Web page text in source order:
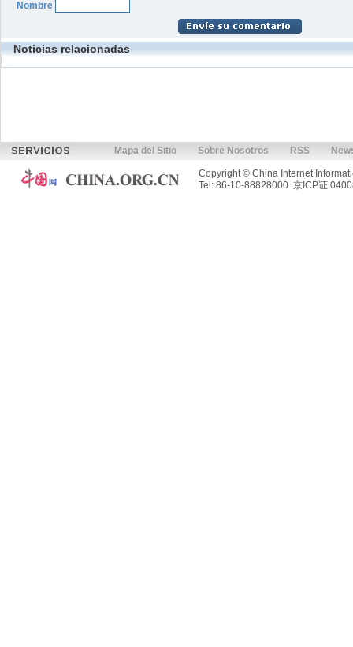
Nombre
Noticias relacionadas